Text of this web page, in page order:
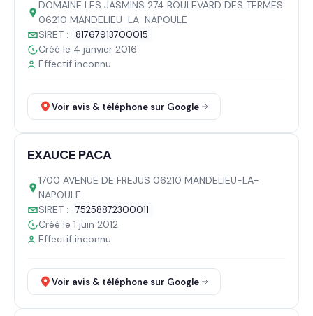
DOMAINE LES JASMINS 274 BOULEVARD DES TERMES
06210 MANDELIEU-LA-NAPOULE
SIRET :
81767913700015
Créé le 4 janvier 2016
Effectif inconnu
Voir avis & téléphone sur Google
EXAUCE PACA
1700 AVENUE DE FREJUS 06210 MANDELIEU-LA-
NAPOULE
SIRET :
75258872300011
Créé le 1 juin 2012
Effectif inconnu
Voir avis & téléphone sur Google